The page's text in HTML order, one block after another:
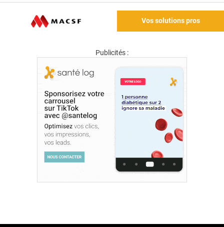
Vos solutions pros
Publicités :